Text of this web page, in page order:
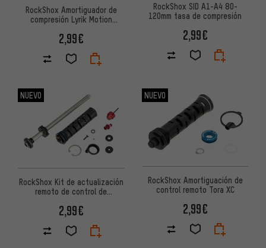
RockShox Amortiguador de
compresión Lyrik Motion
2,99€
RockShox SID A1-A4 80-
120mm tasa de compresión
2,99€
NUEVO
RockShox Kit de actualización
remoto de control de
2,99€
NUEVO
RockShox Amortiguación de
control remoto Tora XC
2,99€